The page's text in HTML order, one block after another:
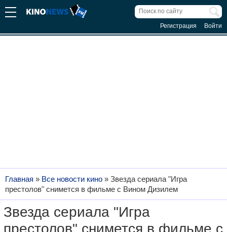
Регистрация Войти
Главная » Все новости кино » Звезда сериала "Игра
престолов" снимется в фильме с Вином Дизилем
Звезда сериала "Игра
престолов" снимется в фильме с